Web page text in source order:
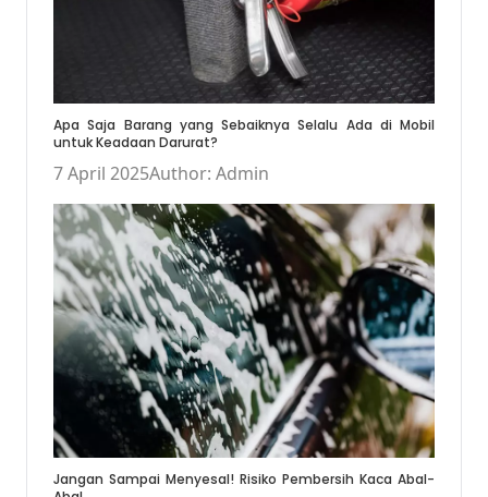
Apa Saja Barang yang Sebaiknya Selalu Ada di Mobil
untuk Keadaan Darurat?
7 April 2025Author: Admin
Jangan Sampai Menyesal! Risiko Pembersih Kaca Abal-